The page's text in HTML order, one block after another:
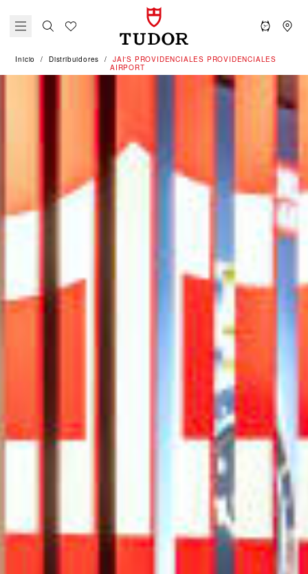
Inicio Distribuidores
‭JAI'S PROVIDENCIALES PROVIDENCIALES
AIRPORT‬